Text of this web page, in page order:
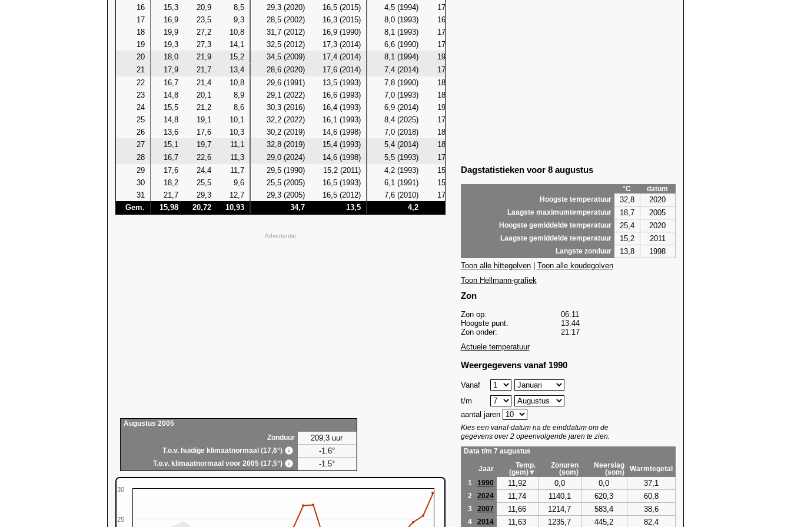
16
15,3 20,9 8,5 29,3 (2020) 16,5 (2015) 4,5 (1994) 17,0 (2022)
17
16,9 23,5 9,3 28,5 (2002) 16,3 (2015) 8,0 (1993) 16,6 (1995)
18
19,9 27,2 10,8 31,7 (2012) 16,9 (1990) 8,1 (1993) 17,3 (2004)
19
19,3 27,3 14,1 32,5 (2012) 17,3 (2014) 6,6 (1990) 17,5 (2002)
20
18,0 21,9 15,2 34,5 (2009) 17,4 (2014) 8,1 (1994) 19,3 (2020)
21
17,9 21,7 13,4 28,6 (2020) 17,6 (2014) 7,4 (2014) 17,0 (2010)
22
16,7 21,4 10,8 29,6 (1991) 13,5 (1993) 7,8 (1990) 18,7 (1997)
23
14,8 20,1 8,9 29,1 (2022) 16,6 (1993) 7,0 (1993) 18,6 (1997)
24
15,5 21,2 8,6 30,3 (2016) 16,4 (1993) 6,9 (2014) 19,2 (1997)
25
14,8 19,1 10,1 32,2 (2022) 16,1 (1993) 8,4 (2025) 17,7 (1997)
26
13,6 17,6 10,3 30,2 (2019) 14,6 (1998) 7,0 (2018) 18,3 (2001)
27
15,1 19,7 11,1 32,8 (2019) 15,4 (1993) 5,4 (2014) 18,3 (2002)
28
16,7 22,6 11,3 29,0 (2024) 14,6 (1998) 5,5 (1993) 17,9 (2019)
29
17,6 24,4 11,7 29,5 (1990) 15,2 (2011) 4,2 (1993) 15,6 (2021) 12,4 (2010)
21,8 (1990)
30
18,2 25,5 9,6 25,5 (2005) 16,5 (1993) 6,1 (1991) 15,1 (2021) 13,2 (1998)
19,1 (2015)
31
21,7 29,3 12,7 29,3 (2005) 16,5 (2012) 7,6 (2010) 17,6 (2015)
Gem.
15,98 20,72 10,93 34,7 13,5 4,2
Advertentie
Augustus 2005
Zonduur
209,3 uur
T.o.v. huidige klimaatnormaal (17,6°) -1.6°
T.o.v. klimaatnormaal voor 2005 (17,5°) -1.5°
25
30
Dagstatistieken voor 8 augustus
°C
datum
Hoogste temperatuur
32,8 2020
Laagste maximumtemperatuur 18,7 2005
Hoogste gemiddelde temperatuur 25,4 2020
Laagste gemiddelde temperatuur 15,2 2011
Langste zonduur 13,8
1998
Toon alle hittegolven| Toon alle koudegolven
Toon Hellmann-grafiek
Zon
Zon op:
06:11
Hoogste punt:
13:44
Zon onder:
21:17
Actuele temperatuur
Weergegevens vanaf 1990
Vanaf
t/m
aantal jaren
Kies een vanaf-datum na de einddatum om de
gegevens over 2 opeenvolgende jaren te zien.
Data t/m 7 augustus
Jaar
Temp.
(gem)▼
Zonuren
(som)
Neerslag
(som)
Warmtegetal
1
1990 11,92 0,0 0,0 37,1
2 2024 11,74 1140,1 620,3 60,8
3 2007 11,66 1214,7 583,4 38,6
4 2014 11,63 1235,7 445,2 82,4